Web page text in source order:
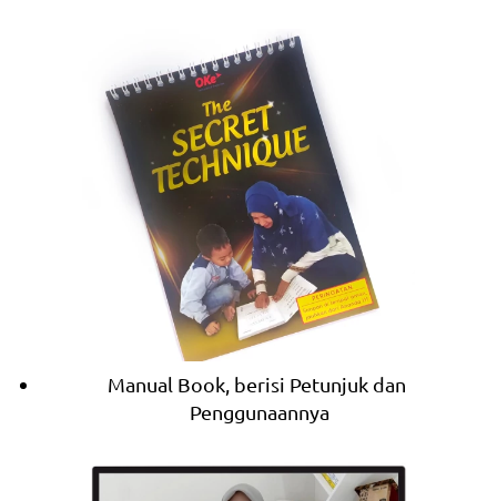
Manual Book, berisi Petunjuk dan
Penggunaannya